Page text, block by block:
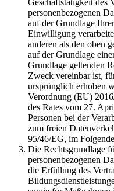
Geschäftstätigkeit des
personenbezogenen
auf der Grundlage
Einwilligung
anderen als den oben
auf der Grundlage
Grundlage geltenden
Zweck vereinbar ist,
ursprünglich erhoben
Verordnung (EU)
des Rates vom 27.
Personen bei der
zum freien
95/46/EG, im
Die Rechtsgrundlage
personenbezogenen
die Erfüllung des